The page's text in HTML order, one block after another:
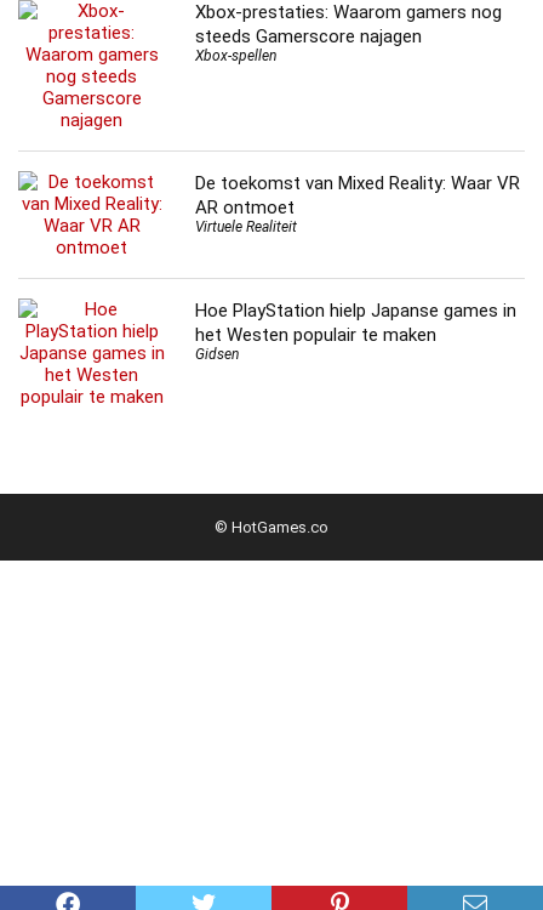
Xbox-prestaties: Waarom gamers nog
steeds Gamerscore najagen
Xbox-spellen
De toekomst van Mixed Reality: Waar VR
AR ontmoet
Virtuele Realiteit
Hoe PlayStation hielp Japanse games in
het Westen populair te maken
Gidsen
© HotGames.co